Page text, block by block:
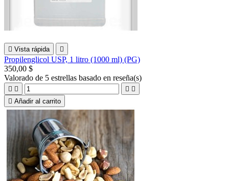
 Vista rápida 
Propilenglicol USP, 1 litro (1000 ml) (PG)
350,00 $
Valorado de 5 estrellas basado en reseña(s)
   
 Añadir al carrito